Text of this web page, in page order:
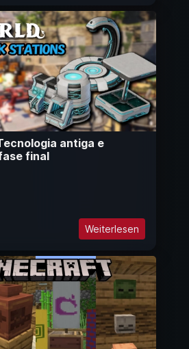
antiga e
final
Weiterlesen